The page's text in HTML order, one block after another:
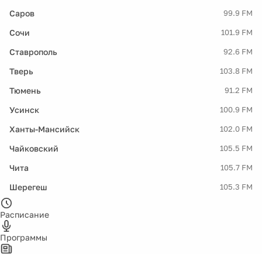
Саров 99.9 FM
Сочи 101.9 FM
Ставрополь 92.6 FM
Тверь 103.8 FM
Тюмень 91.2 FM
Усинск 100.9 FM
Ханты-Мансийск 102.0 FM
Чайковский 105.5 FM
Чита 105.7 FM
Шерегеш 105.3 FM
Расписание
Программы